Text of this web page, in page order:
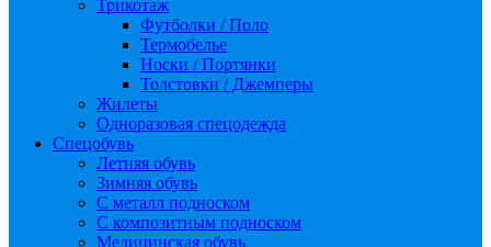
Трикотаж
Футболки / Поло
Термобелье
Носки / Портянки
Толстовки / Джемперы
Жилеты
Одноразовая спецодежда
Спецобувь
Летняя обувь
Зимняя обувь
С металл подноском
С композитным подноском
Медицинская обувь